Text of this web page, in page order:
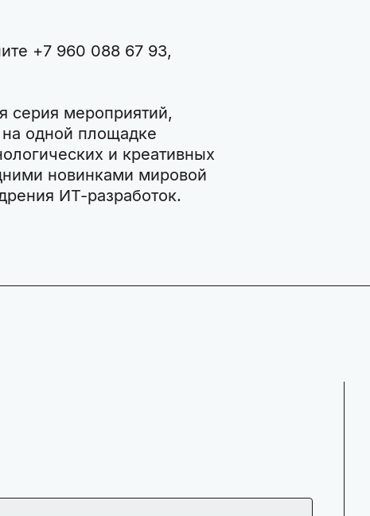
+7 960 088 67 93,
серия мероприятий,
одной площадке
и креативных
новинками мировой
ИТ-разработок.